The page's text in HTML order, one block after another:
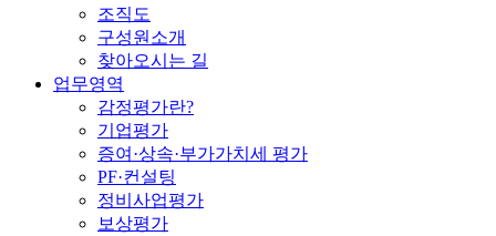
조직도
구성원소개
찾아오시는 길
업무영역
감정평가란?
기업평가
증여·상속·부가가치세 평가
PF·컨설팅
정비사업평가
보상평가